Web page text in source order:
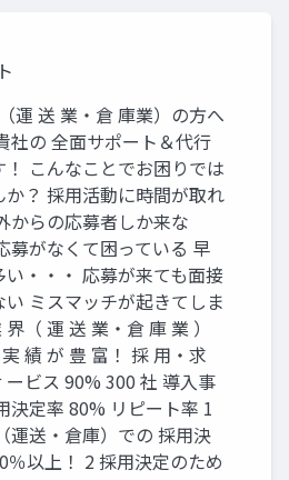
運 送 業・倉 庫業）の方へ
社の 全面サポート＆代行
！ こんなことでお困りでは
か？ 採用活動に時間が取れ
からの応募者しか来な
募がなくて困っている 早
・・・ 応募が来ても面接
い ミスマッチが起きてしま
（ 運 送 業・倉 庫 業 ）
績 が 豊 富！ 採 用・求
ービス 90% 300 社 導入事
決定率 80% リピート率 1
運送・倉庫）での 採用決
％以上！ 2 採用決定のため